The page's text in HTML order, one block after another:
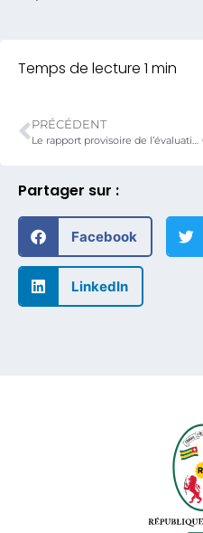
Partager sur :
Facebook
LinkedIn
PRÉCÉDENT
Le rapport provisoire de l’évaluation finale de la première phase du PN-PTFM validé.